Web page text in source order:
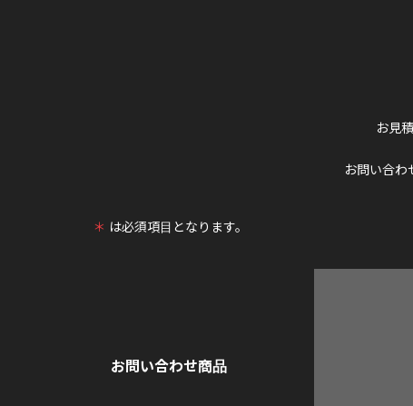
お見
お問い合わ
＊ は必須項目となります。
お問い合わせ商品